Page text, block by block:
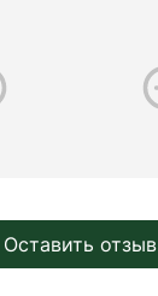
Оставить отзыв